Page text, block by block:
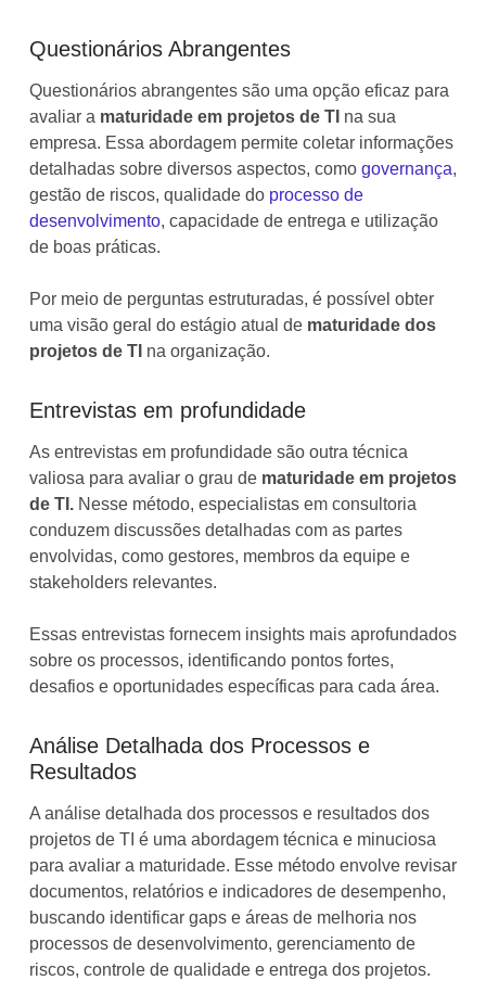
Questionários Abrangentes
Questionários abrangentes são uma opção eficaz para
avaliar a maturidade em projetos de TI na sua
empresa. Essa abordagem permite coletar informações
detalhadas sobre diversos aspectos, como governança,
gestão de riscos, qualidade do processo de
desenvolvimento, capacidade de entrega e utilização
de boas práticas.
Por meio de perguntas estruturadas, é possível obter
uma visão geral do estágio atual de maturidade dos
projetos de TI na organização.
Entrevistas em profundidade
As entrevistas em profundidade são outra técnica
valiosa para avaliar o grau de maturidade em projetos
de TI. Nesse método, especialistas em consultoria
conduzem discussões detalhadas com as partes
envolvidas, como gestores, membros da equipe e
stakeholders relevantes.
Essas entrevistas fornecem insights mais aprofundados
sobre os processos, identificando pontos fortes,
desafios e oportunidades específicas para cada área.
Análise Detalhada dos Processos e
Resultados
A análise detalhada dos processos e resultados dos
projetos de TI é uma abordagem técnica e minuciosa
para avaliar a maturidade. Esse método envolve revisar
documentos, relatórios e indicadores de desempenho,
buscando identificar gaps e áreas de melhoria nos
processos de desenvolvimento, gerenciamento de
riscos, controle de qualidade e entrega dos projetos.